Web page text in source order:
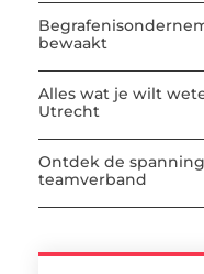
bewaakt
Alles wat je wilt
Utrecht
Ontdek de
teamverband